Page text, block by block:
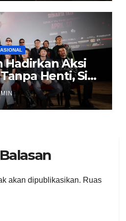
Hadirkan Aksi
Henti, Siap
di Bioskop
akan dipublikasikan. Ruas